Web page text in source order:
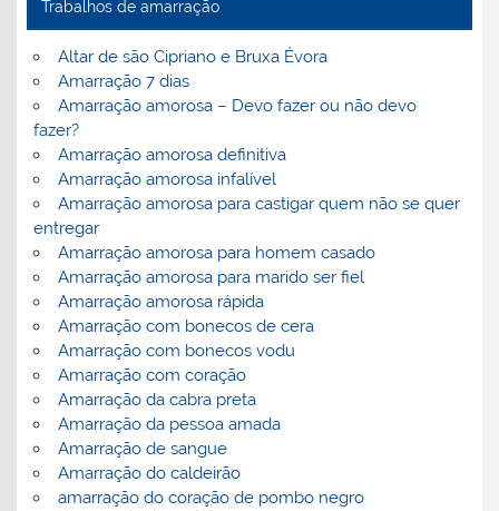
Trabalhos de amarração
Altar de são Cipriano e Bruxa Évora
Amarração 7 dias
Amarração amorosa – Devo fazer ou não devo
fazer?
Amarração amorosa definitiva
Amarração amorosa infalível
Amarração amorosa para castigar quem não se quer
entregar
Amarração amorosa para homem casado
Amarração amorosa para marido ser fiel
Amarração amorosa rápida
Amarração com bonecos de cera
Amarração com bonecos vodu
Amarração com coração
Amarração da cabra preta
Amarração da pessoa amada
Amarração de sangue
Amarração do caldeirão
amarração do coração de pombo negro